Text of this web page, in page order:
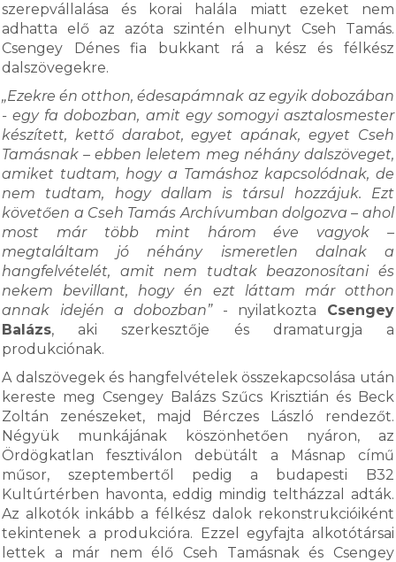
szerepvállalása és korai halála miatt ezeket nem
adhatta elő az azóta szintén elhunyt Cseh Tamás.
Csengey Dénes fia bukkant rá a kész és félkész
dalszövegekre.
„Ezekre én otthon, édesapámnak az egyik dobozában
- egy fa dobozban, amit egy somogyi asztalosmester
készített, kettő darabot, egyet apának, egyet Cseh
Tamásnak – ebben leletem meg néhány dalszöveget,
amiket tudtam, hogy a Tamáshoz kapcsolódnak, de
nem tudtam, hogy dallam is társul hozzájuk. Ezt
követően a Cseh Tamás Archívumban dolgozva – ahol
most már több mint három éve vagyok –
megtaláltam jó néhány ismeretlen dalnak a
hangfelvételét, amit nem tudtak beazonosítani és
nekem bevillant, hogy én ezt láttam már otthon
annak idején a dobozban”- nyilatkozta Csengey
Balázs, aki szerkesztője és dramaturgja a
produkciónak.
A dalszövegek és hangfelvételek összekapcsolása után
kereste meg Csengey Balázs Szűcs Krisztián és Beck
Zoltán zenészeket, majd Bérczes László rendezőt.
Négyük munkájának köszönhetően nyáron, az
Ördögkatlan fesztiválon debütált a Másnap című
műsor, szeptembertől pedig a budapesti B32
Kultúrtérben havonta, eddig mindig teltházzal adták.
Az alkotók inkább a félkész dalok rekonstrukcióiként
tekintenek a produkcióra. Ezzel egyfajta alkotótársai
lettek a már nem élő Cseh Tamásnak és Csengey